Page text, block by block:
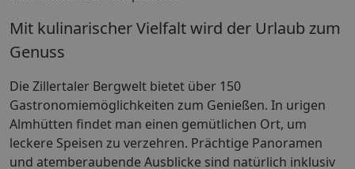
Mit kulinarischer Vielfalt wird der Urlaub zum
Genuss
Die Zillertaler Bergwelt bietet über 150
Gastronomiemöglichkeiten zum Genießen. In urigen
Almhütten findet man einen gemütlichen Ort, um
leckere Speisen zu verzehren. Prächtige Panoramen
und atemberaubende Ausblicke sind natürlich inklusiv